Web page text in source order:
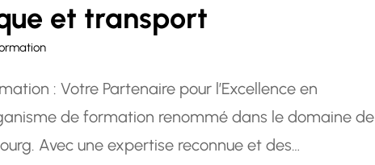
et transport
: Votre Partenaire pour l’Excellence en
de formation renommé dans le domaine de
Avec une expertise reconnue et des